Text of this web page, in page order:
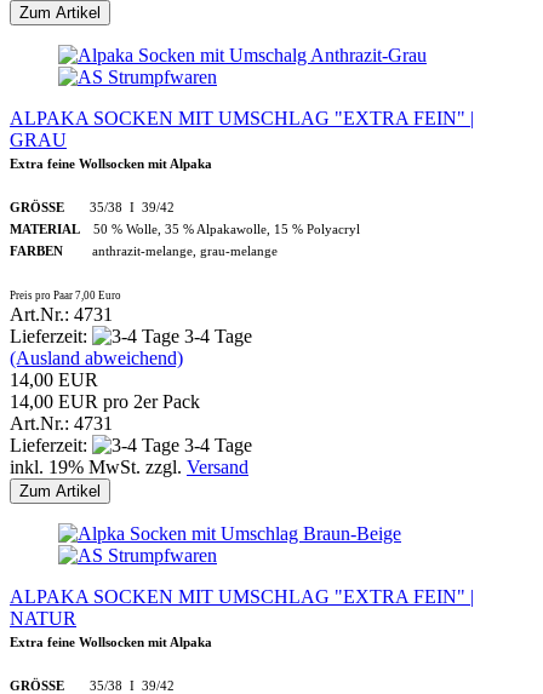
Zum Artikel
ALPAKA SOCKEN MIT UMSCHLAG "EXTRA FEIN" |
GRAU
Extra feine Wollsocken mit Alpaka
GRÖSSE 35/38 I 39/42
MATERIAL 50 % Wolle, 35 % Alpakawolle, 15 % Polyacryl
FARBEN anthrazit-melange, grau-melange
Preis pro Paar 7,00 Euro
Art.Nr.: 4731
Lieferzeit:
3-4 Tage
(Ausland abweichend)
14,00 EUR
14,00 EUR pro 2er Pack
Art.Nr.: 4731
Lieferzeit:
3-4 Tage
inkl. 19% MwSt. zzgl. Versand
Zum Artikel
ALPAKA SOCKEN MIT UMSCHLAG "EXTRA FEIN" |
NATUR
Extra feine Wollsocken mit Alpaka
GRÖSSE 35/38 I 39/42